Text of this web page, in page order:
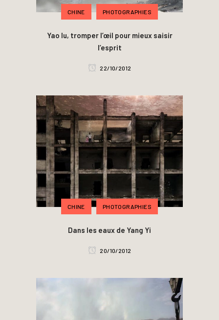
CHINE PHOTOGRAPHIES
Yao lu, tromper l’œil pour mieux saisir
l’esprit
22/10/2012
CHINE PHOTOGRAPHIES
Dans les eaux de Yang Yi
20/10/2012